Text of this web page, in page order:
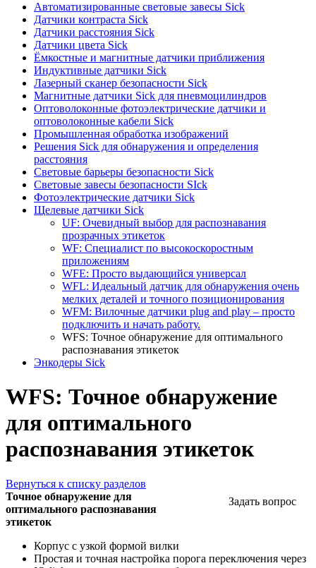
Автоматизированные световые завесы Sick
Датчики контраста Sick
Датчики расстояния Sick
Датчики цвета Sick
Ёмкостные и магнитные датчики приближения
Индуктивные датчики Sick
Лазерный сканер безопасности Sick
Магнитные датчики Sick для пневмоцилиндров
Оптоволоконные фотоэлектрические датчики и
оптоволоконные кабели Sick
Промышленная обработка изображений
Решения Sick для обнаружения и определения
расстояния
Световые барьеры безопасности Sick
Световые завесы безопасности SIck
Фотоэлектрические датчики Sick
Щелевые датчики Sick
UF: Очевидный выбор для распознавания
прозрачных этикеток
WF: Специалист по высокоскоростным
приложениям
WFE: Просто выдающийся универсал
WFL: Идеальный датчик для обнаружения очень
мелких деталей и точного позиционирования
WFM: Вилочные датчики plug and play – просто
подключить и начать работу.
WFS: Точное обнаружение для оптимального
распознавания этикеток
Энкодеры Sick
WFS: Точное обнаружение
для оптимального
распознавания этикеток
Вернуться к списку разделов
Задать вопрос
Точное обнаружение для
оптимального распознавания
этикеток
Корпус с узкой формой вилки
Простая и точная настройка порога переключения через